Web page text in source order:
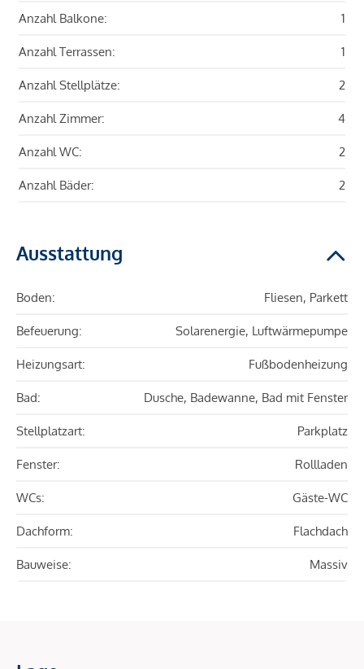
Anzahl Balkone: 1
Anzahl Terrassen: 1
Anzahl Stellplätze: 2
Anzahl Zimmer: 4
Anzahl WC: 2
Anzahl Bäder: 2
Ausstattung
Boden: Fliesen, Parkett
Befeuerung: Solarenergie, Luftwärmepumpe
Heizungsart: Fußbodenheizung
Bad: Dusche, Badewanne, Bad mit Fenster
Stellplatzart: Parkplatz
Fenster: Rollladen
WCs: Gäste-WC
Dachform: Flachdach
Bauweise: Massiv